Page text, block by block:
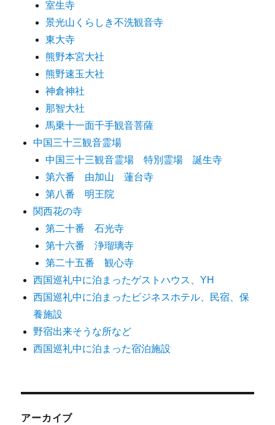
室生寺
景光山くらしき不洗観音寺
東大寺
熊野本宮大社
熊野速玉大社
神倉神社
那智大社
馬乗十一面千手観音菩薩
中国三十三観音霊場
中国三十三観音霊場 特別霊場 誕生寺
第六番 由加山 蓮台寺
第八番 明王院
関西花の寺
第二十番 石光寺
第十六番 浄瑠璃寺
第二十五番 観心寺
西国巡礼中に泊まったゲストハウス、YH
西国巡礼中に泊まったビジネスホテル、民宿、保
養施設
野宿出来そうな所など
西国巡礼中に泊まった宿泊施設
アーカイブ